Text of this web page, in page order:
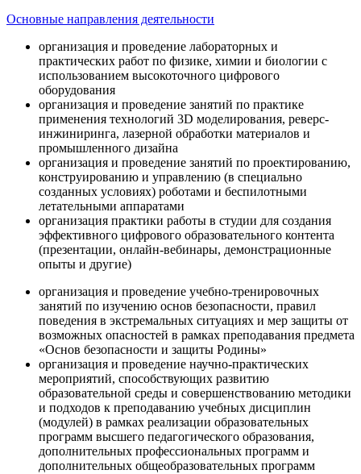
Основные направления деятельности
организация и проведение лабораторных и
практических работ по физике, химии и биологии с
использованием высокоточного цифрового
оборудования
организация и проведение занятий по практике
применения технологий 3D моделирования, реверс-
инжиниринга, лазерной обработки материалов и
промышленного дизайна
организация и проведение занятий по проектированию,
конструированию и управлению (в специально
созданных условиях) роботами и беспилотными
летательными аппаратами
организация практики работы в студии для создания
эффективного цифрового образовательного контента
(презентации, онлайн-вебинары, демонстрационные
опыты и другие)
организация и проведение учебно-тренировочных
занятий по изучению основ безопасности, правил
поведения в экстремальных ситуациях и мер защиты от
возможных опасностей в рамках преподавания предмета
«Основ безопасности и защиты Родины»
организация и проведение научно-практических
мероприятий, способствующих развитию
образовательной среды и совершенствованию методики
и подходов к преподаванию учебных дисциплин
(модулей) в рамках реализации образовательных
программ высшего педагогического образования,
дополнительных профессиональных программ и
дополнительных общеобразовательных программ